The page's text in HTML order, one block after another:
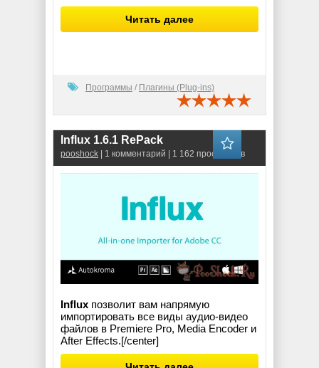
Читать далее
Программы / Плагины (Plug-ins)
Influx 1.6.1 RePack
pooshock | 1 комментарий | 1 162 просмотров
Influx позволит вам напрямую
импортировать все виды аудио-видео
файлов в Premiere Pro, Media Encoder и
After Effects.[/center]